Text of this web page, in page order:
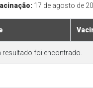
17 de agosto de
resultado foi encontrado.